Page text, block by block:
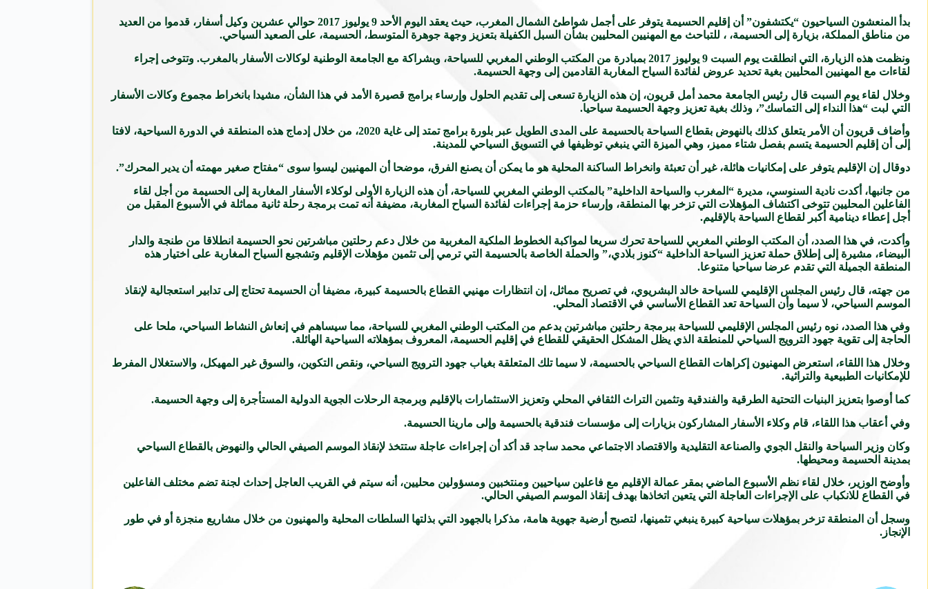
بدأ المنعشون السياحيون “يكتشفون” أن إقليم الحسيمة يتوفر على أجمل شواطئ الشمال المغرب، حيث يعقد اليوم الأحد 9 يوليوز 2017 حوالي عشرين وكيل أسفار، قدموا من العديد
من مناطق المملكة، بزيارة إلى الحسيمة، ، للتباحث مع المهنيين المحليين بشأن السبل الكفيلة بتعزيز وجهة جوهرة المتوسط، الحسيمة، على الصعيد السياحي.
ونظمت هذه الزيارة، التي انطلقت يوم السبت 9 يوليوز 2017 بمبادرة من المكتب الوطني المغربي للسياحة، وبشراكة مع الجامعة الوطنية لوكالات الأسفار بالمغرب. وتتوخى إجراء
لقاءات مع المهنيين المحليين بغية تحديد عروض لفائدة السياح المغاربة القادمين إلى وجهة الحسيمة.
وخلال لقاء يوم السبت قال رئيس الجامعة محمد أمل قريون، إن هذه الزيارة تسعى إلى تقديم الحلول وإرساء برامج قصيرة الأمد في هذا الشأن، مشيدا بانخراط مجموع وكالات الأسفار
التي لبت “هذا النداء إلى التماسك”، وذلك بغية تعزيز وجهة الحسيمة سياحيا.
وأضاف قريون أن الأمر يتعلق كذلك بالنهوض بقطاع السياحة بالحسيمة على المدى الطويل عبر بلورة برامج تمتد إلى غاية 2020، من خلال إدماج هذه المنطقة في الدورة السياحية، لافتا
إلى أن إقليم الحسيمة يتسم بفصل شتاء مميز، وهي الميزة التي ينبغي توظيفها في التسويق السياحي للمدينة.
دوقال إن الإقليم يتوفر على إمكانيات هائلة، غير أن تعبئة وانخراط الساكنة المحلية هو ما يمكن أن يصنع الفرق، موضحا أن المهنيين ليسوا سوى “مفتاح صغير مهمته أن يدير المحرك”.
من جانبها، أكدت نادية السنوسي، مديرة “المغرب والسياحة الداخلية” بالمكتب الوطني المغربي للسياحة، أن هذه الزيارة الأولى لوكلاء الأسفار المغاربة إلى الحسيمة من أجل لقاء
الفاعلين المحليين تتوخى اكتشاف المؤهلات التي تزخر بها المنطقة، وإرساء حزمة إجراءات لفائدة السياح المغاربة، مضيفة أنه تمت برمجة رحلة ثانية مماثلة في الأسبوع المقبل من
أجل إعطاء دينامية أكبر لقطاع السياحة بالإقليم.
وأكدت، في هذا الصدد، أن المكتب الوطني المغربي للسياحة تحرك سريعا لمواكبة الخطوط الملكية المغربية من خلال دعم رحلتين مباشرتين نحو الحسيمة انطلاقا من طنجة والدار
البيضاء، مشيرة إلى إطلاق حملة تعزيز السياحة الداخلية “كنوز بلادي،” والحملة الخاصة بالحسيمة التي ترمي إلى تثمين مؤهلات الإقليم وتشجيع السياح المغاربة على اختيار هذه
المنطقة الجميلة التي تقدم عرضا سياحيا متنوعا.
من جهته، قال رئيس المجلس الإقليمي للسياحة خالد البشريوي، في تصريح مماثل، إن انتظارات مهنيي القطاع بالحسيمة كبيرة، مضيفا أن الحسيمة تحتاج إلى تدابير استعجالية لإنقاذ
الموسم السياحي، لا سيما وأن السياحة تعد القطاع الأساسي في الاقتصاد المحلي.
وفي هذا الصدد، نوه رئيس المجلس الإقليمي للسياحة ببرمجة رحلتين مباشرتين بدعم من المكتب الوطني المغربي للسياحة، مما سيساهم في إنعاش النشاط السياحي، ملحا على
الحاجة إلى تقوية جهود الترويج السياحي للمنطقة الذي يظل المشكل الحقيقي للقطاع في إقليم الحسيمة، المعروف بمؤهلاته السياحية الهائلة.
وخلال هذا اللقاء، استعرض المهنيون إكراهات القطاع السياحي بالحسيمة، لا سيما تلك المتعلقة بغياب جهود الترويج السياحي، ونقص التكوين، والسوق غير المهيكل، والاستغلال المفرط
للإمكانيات الطبيعية والتراثية.
كما أوصوا بتعزيز البنيات التحتية الطرقية والفندقية وتثمين التراث الثقافي المحلي وتعزيز الاستثمارات بالإقليم وبرمجة الرحلات الجوية الدولية المستأجرة إلى وجهة الحسيمة.
وفي أعقاب هذا اللقاء، قام وكلاء الأسفار المشاركون بزيارات إلى مؤسسات فندقية بالحسيمة وإلى مارينا الحسيمة.
وكان وزير السياحة والنقل الجوي والصناعة التقليدية والاقتصاد الاجتماعي محمد ساجد قد أكد أن إجراءات عاجلة ستتخذ لإنقاذ الموسم الصيفي الحالي والنهوض بالقطاع السياحي
بمدينة الحسيمة ومحيطها.
وأوضح الوزير، خلال لقاء نظم الأسبوع الماضي بمقر عمالة الإقليم مع فاعلين سياحيين ومنتخبين ومسؤولين محليين، أنه سيتم في القريب العاجل إحداث لجنة تضم مختلف الفاعلين
في القطاع للانكباب على الإجراءات العاجلة التي يتعين اتخاذها بهدف إنقاذ الموسم الصيفي الحالي.
وسجل أن المنطقة تزخر بمؤهلات سياحية كبيرة ينبغي تثمينها، لتصبح أرضية جهوية هامة، مذكرا بالجهود التي بذلتها السلطات المحلية والمهنيون من خلال مشاريع منجزة أو في طور
الإنجاز.